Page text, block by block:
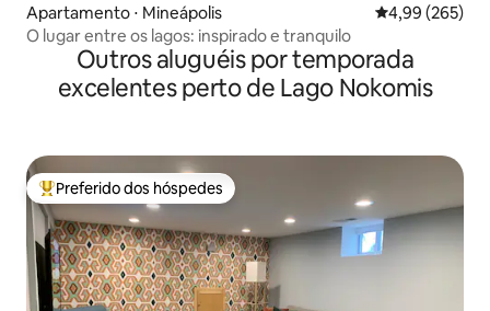
Apartamento ⋅ Mineápolis 4,99 de uma
4,99 (265)
O lugar entre os lagos: inspirado e tranquilo
Outros aluguéis por temporada
excelentes perto de Lago Nokomis
Entre os melhores preferidos dos hóspedes
Preferido dos hóspedes